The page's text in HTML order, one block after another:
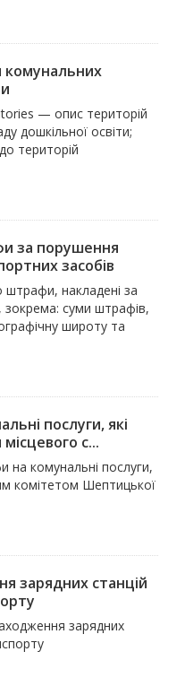
комунальних
— опис територій
дошкільної освіти;
територій
за порушення
засобів
штрафи, накладені за
суми штрафів,
широту та
послуги, які
с...
на комунальні послуги,
комітетом Шептицької
зарядних станцій
зарядних